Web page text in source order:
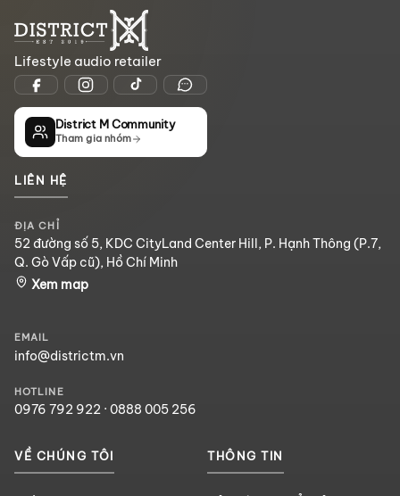
Lifestyle audio retailer
District M Community
Tham gia nhóm
LIÊN HỆ
ĐỊA CHỈ
52 đường số 5, KDC CityLand Center Hill, P. Hạnh Thông (P.7,
Q. Gò Vấp cũ), Hồ Chí Minh
Xem map
EMAIL
info@districtm.vn
HOTLINE
0976 792 922 · 0888 005 256
VỀ CHÚNG TÔI THÔNG TIN